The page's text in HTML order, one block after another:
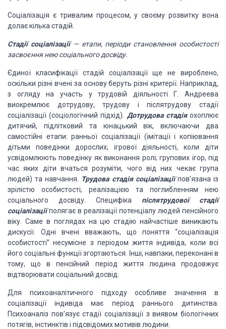
Соціалізація є тривалим процесом, у своєму розвитку вона
долає кілька стадій.
Стадії соціалізації — етапи,періоди становлення особистості
засвоєння нею соціального досвіду.
Єдиної класифікації стадій соціалізації ще не вироблено,
оскільки різні вчені за основу беруть різні критерії. Наприклад,
з огляду на участь у трудовій діяльності Г. Андреева
виокремлює дотрудову, трудову і післятрудову стадії
соціалізації (соціологічний підхід). Дотрудовастадія охоплює
дитячий, підлітковий та юнацький вік, включаючи два
самостійні етапи: ранньої соціалізації (імітації і копіювання
дітьми поведінки дорослих; ігрової діяльності, коли діти
усвідомлюють поведінку як виконання ролі; групових ігор, під
час яких діти вчаться розуміти, чого від них чекає група
людей) та навчання. Трудова стадія соціалізаціїпов’язана із
зрілістю особистості, реалізацією та поглибленням нею
соціального досвіду. Специфіка післятрудової стадії
соціалізації полягає в реалізації потенціалу людей пенсійного
віку.
Саме в поглядах на цю стадію найчастіше виникають
дискусії. Одні вчені вважають, що поняття “соціалізація
особистості” несумісне з періодом життя індивіда, коли всі
його соціальні функції згортаються. Інші, навпаки, переконані в
тому, що в пенсійний період життя людина продовжує
відтворювати соціальний досвід.
Для психоаналітичного підходу особливе значення в
соціалізації індивіда має період раннього дитинства.
Психоаналіз пов’язує стадії соціалізації з виявом біологічних
потягів, інстинктів і підсвідомих мотивів людини.